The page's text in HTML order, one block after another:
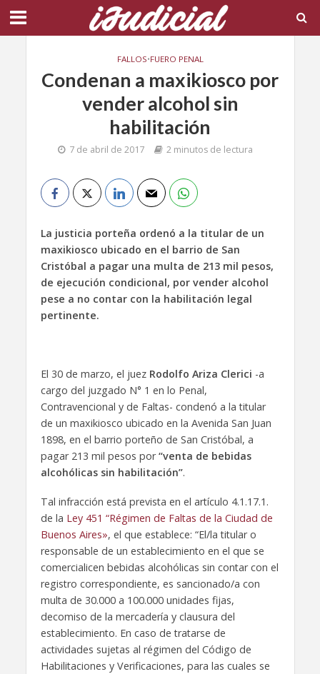
FALLOS•FUERO PENAL
Condenan a maxikiosco por
vender alcohol sin
habilitación
7 de abril de 2017 2 minutos de lectura
La justicia porteña ordenó a la titular de un
maxikiosco ubicado en el barrio de San
Cristóbal a pagar una multa de 213 mil pesos,
de ejecución condicional, por vender alcohol
pese a no contar con la habilitación legal
pertinente.
El 30 de marzo, el juez Rodolfo Ariza Clerici -a
cargo del juzgado N° 1 en lo Penal,
Contravencional y de Faltas- condenó a la titular
de un maxikiosco ubicado en la Avenida San Juan
1898, en el barrio porteño de San Cristóbal, a
pagar 213 mil pesos por“venta de bebidas
alcohólicas sin habilitación”.
Tal infracción está prevista en el artículo 4.1.17.1.
de la Ley 451 “Régimen de Faltas de la Ciudad de
Buenos Aires», el que establece: “El/la titular o
responsable de un establecimiento en el que se
comercialicen bebidas alcohólicas sin contar con el
registro correspondiente, es sancionado/a con
multa de 30.000 a 100.000 unidades fijas,
decomiso de la mercadería y clausura del
establecimiento. En caso de tratarse de
actividades sujetas al régimen del Código de
Habilitaciones y Verificaciones, para las cuales se